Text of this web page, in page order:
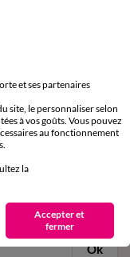
Ok
et ses partenaires
site, le personnaliser selon
à vos goûts. Vous pouvez
au fonctionnement
la
Accepter et
fermer